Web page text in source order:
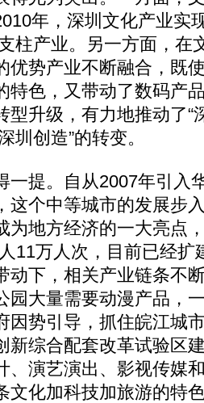
年，深圳文化产业实
柱产业。另一方面，在
优势产业不断融合，既
特色，又带动了数码产
升级，有力地推动了“
圳创造”的转变。
提。自从2007年引入
这个中等城市的发展步
为地方经济的一大亮点
11万人次，目前已经扩
动下，相关产业链条不
园大量需要动漫产品，
因势引导，抓住皖江城
新综合配套改革试验区
、演艺演出、影视传媒
文化加科技加旅游的特